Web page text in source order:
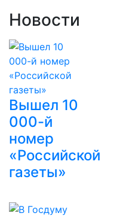
Новости
Вышел 10
000-й
номер
«Российской
газеты»